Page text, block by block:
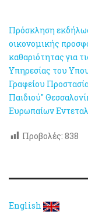
Πρόσκληση
οικονομικής
καθαριότητας για
Υπηρεσίας του
Γραφείου
Παιδιού"
Ευρωπαίων
Προβολές: 838
English